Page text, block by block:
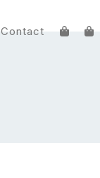
Contact